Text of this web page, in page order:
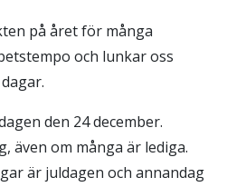
på året för många
och lunkar oss
den 24 december.
även om många är lediga.
är juldagen och annandag